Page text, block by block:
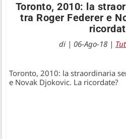
Toronto, 2010: la
tra Roger Federer e
di | 06-Ago-18 |
Toronto, 2010: la straordinaria
e Novak Djokovic. La ricordate?